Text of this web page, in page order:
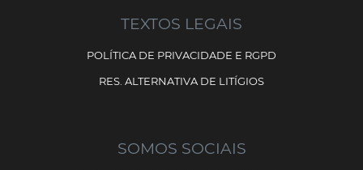
TEXTOS LEGAIS
POLÍTICA DE PRIVACIDADE E RGPD
RES. ALTERNATIVA DE LITÍGIOS
SOMOS SOCIAIS